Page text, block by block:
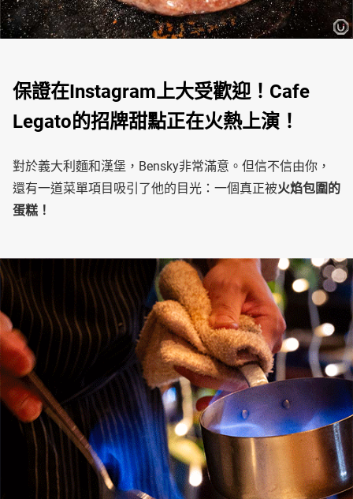
保證在Instagram上大受歡迎！Cafe
Legato的招牌甜點正在火熱上演！
對於義大利麵和漢堡，Bensky非常滿意。但信不信由你，
還有一道菜單項目吸引了他的目光：一個真正被火焰包圍的
蛋糕！